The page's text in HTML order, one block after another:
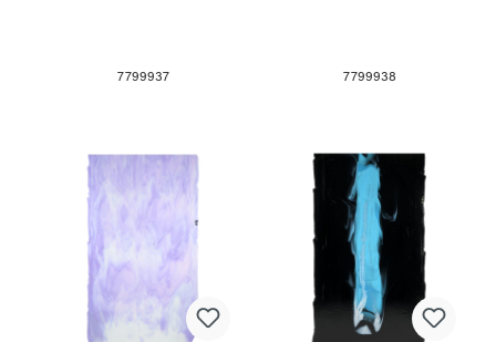
7799937 7799938